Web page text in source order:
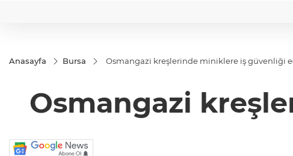
Anasayfa Bursa Osmangazi kreşlerinde miniklere iş güvenliği
Osmangazi